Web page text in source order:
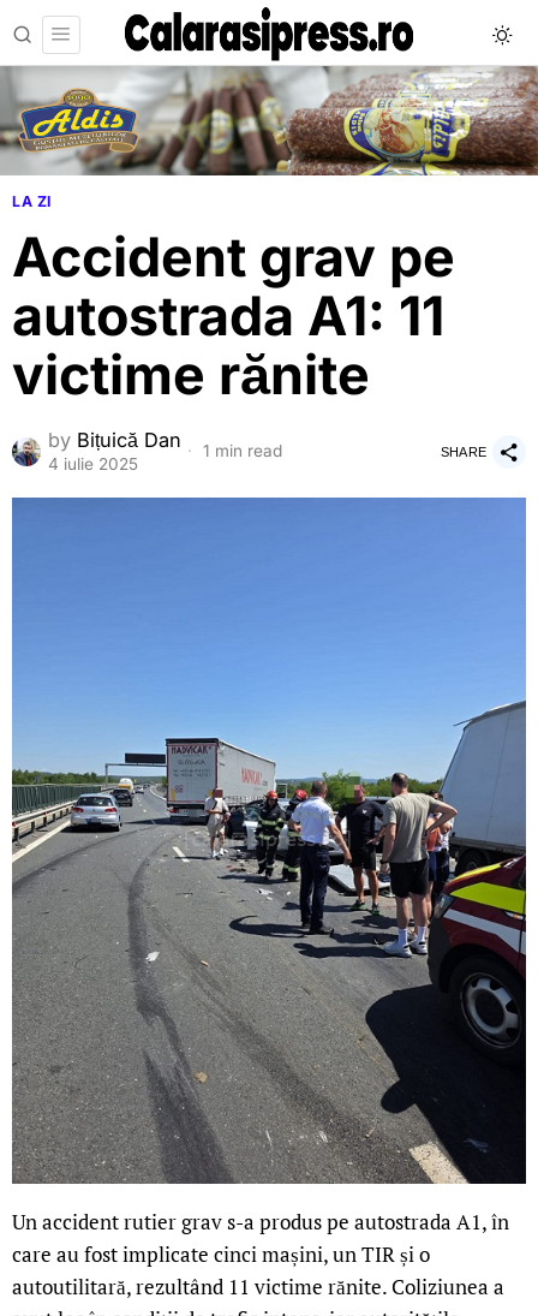
LA ZI
Accident grav pe
autostrada A1: 11
victime rănite
by Bițuică Dan
4 iulie 2025
1 min read SHARE
Un accident rutier grav s-a produs pe autostrada A1, în
care au fost implicate cinci mașini, un TIR și o
autoutilitară, rezultând 11 victime rănite. Coliziunea a